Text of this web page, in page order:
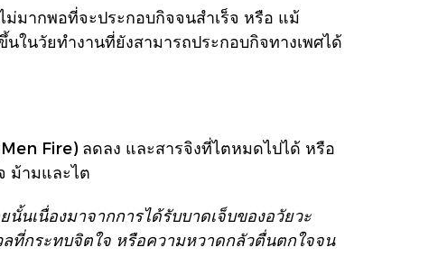
มากพอที่จะประกอบกิจจนสำเร็จ หรือ แม้
ในวัยทำงานที่ยังสามารถประกอบกิจทางเพศได้
Fire) ลดลง และสารจิงที่ไตหมดไปได้ หรือ
ม้ามและไต
นั้นเนื่องมาจากการได้รับบาดเจ็บของอวัยวะ
ที่กระทบจิตใจ หรือความหวาดกลัวตื่นตกใจจน